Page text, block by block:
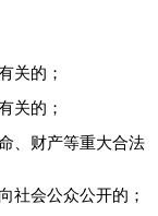
关的；
关的；
、财产等重大合法
社会公众公开的；